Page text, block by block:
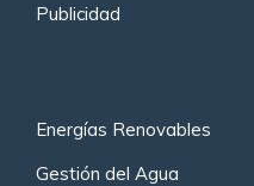
Publicidad
Energías Renovables
Gestión del Agua